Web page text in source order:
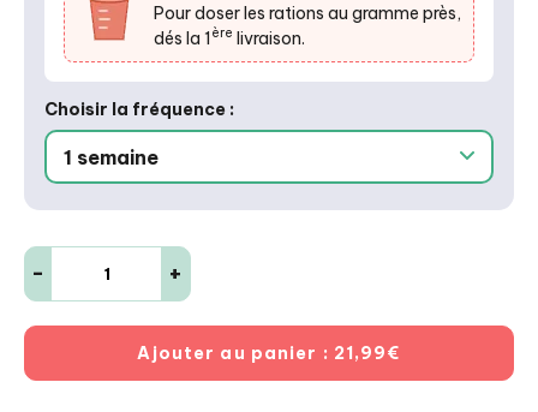
Pour doser les rations au gramme près,
dés la 1 ère livraison.
Choisir la fréquence :
- +
Ajouter au panier : 21,99€